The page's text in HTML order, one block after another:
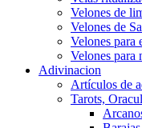
Velones de
Velones de
Velones para
Velones para
Adivinacion
Artículos de
Tarots,